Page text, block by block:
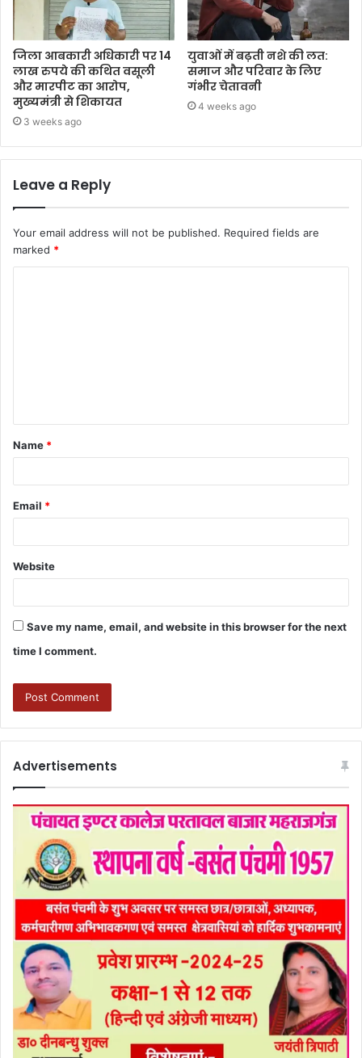
जिला आबकारी अधिकारी पर 14
लाख रुपये की कथित वसूली
और मारपीट का आरोप,
मुख्यमंत्री से शिकायत
3 weeks ago
युवाओं में बढ़ती नशे की लत:
समाज और परिवार के लिए
गंभीर चेतावनी
4 weeks ago
Leave a Reply
Your email address will not be published. Required fields are
marked *
Name *
Email *
Website
Save my name, email, and website in this browser for the next
time I comment.
Advertisements